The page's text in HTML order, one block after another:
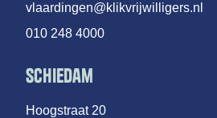
vlaardingen@klikvrijwilligers.nl
010 248 4000
Schiedam
Hoogstraat 20